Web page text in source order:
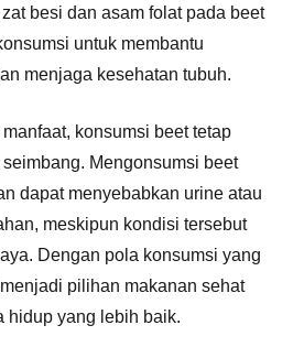
besi dan asam folat pada beet
untuk membantu
menjaga kesehatan tubuh.
konsumsi beet tetap
Mengonsumsi beet
dapat menyebabkan urine atau
meskipun kondisi tersebut
Dengan pola konsumsi yang
pilihan makanan sehat
hidup yang lebih baik.